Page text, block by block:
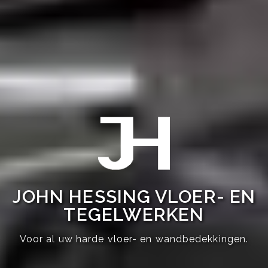
JOHN HESSING VLOER- EN
TEGELWERKEN
Voor al uw harde vloer- en wandbedekkingen.